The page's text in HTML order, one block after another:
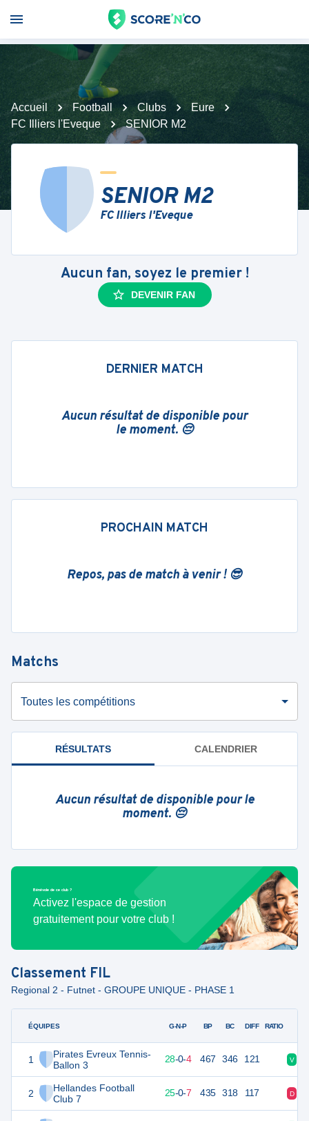
Accueil Football Clubs
Eure
FC Illiers l'Eveque
SENIOR M2
SENIOR M2
FC Illiers l'Eveque
Aucun fan, soyez le premier !
DEVENIR FAN
DERNIER MATCH
Aucun résultat de disponible pour
le moment. 😔
PROCHAIN MATCH
Repos, pas de match à venir ! 😎
Matchs
Toutes les compétitions
RÉSULTATS CALENDRIER
Aucun résultat de disponible pour le
moment. 😔
Bénévole de ce club ?
Activez l'espace de gestion
gratuitement pour votre club !
Classement FIL
Regional 2 - Futnet - GROUPE UNIQUE - PHASE 1
ÉQUIPES
1
Pirates Evreux Tennis-
Ballon 3
2
Hellandes Football
Club 7
G-N-P BP BC DIFF RATIO
84 32 28-0-4 467 346 121 V
75 25-0-7 435 318 117 D